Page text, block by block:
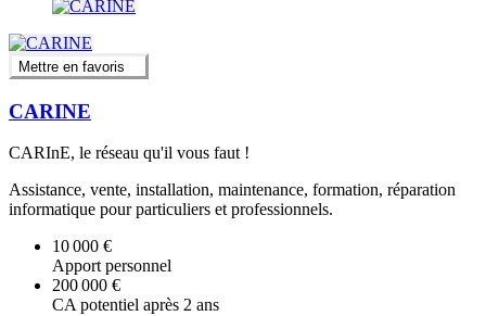
Mettre en favoris
CARINE
CARInE, le réseau qu'il vous faut !
Assistance, vente, installation, maintenance, formation, réparation
informatique pour particuliers et professionnels.
10 000 €
Apport personnel
200 000 €
CA potentiel après 2 ans